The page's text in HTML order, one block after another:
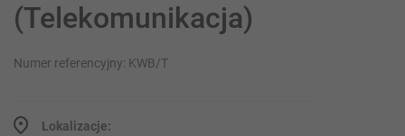
(Telekomunikacja)
Numer referencyjny: KWB/T
Lokalizacje: